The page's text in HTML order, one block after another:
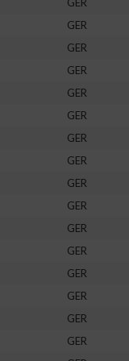
GER
GER
GER
GER
GER
GER
GER
GER
GER
GER
GER
GER
GER
GER
GER